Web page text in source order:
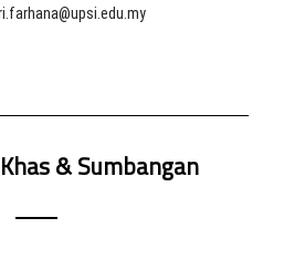
& Sumbangan